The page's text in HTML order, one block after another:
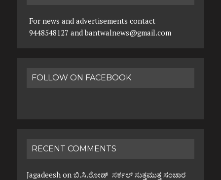
For news and advertisements contact
9448548127 and bantwalnews@gmail.com
FOLLOW ON FACEBOOK
RECENT COMMENTS
Jagadeeshon ಬಿ.ಸಿ.ರೋಡ್ ಸರ್ಕಲ್ ಸುತ್ತಮುತ್ತ ಸಂಚಾರ